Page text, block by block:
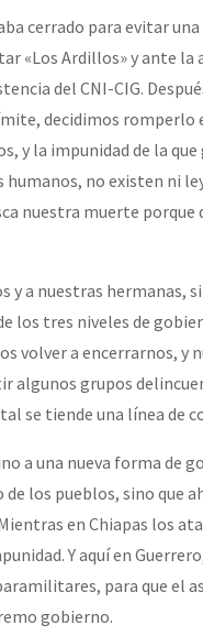
cerrado para evitar una
«Los Ardillos» y ante la
del CNI-CIG.
decidimos romperlo
y la impunidad de la que
humanos, no existen ni
nuestra muerte porque
y a nuestras hermanas,
los tres niveles de
volver a encerrarnos, y
algunos grupos
se tiende una línea de
a una nueva forma de
los pueblos, sino que
en Chiapas los
Y aquí en
para que el
gobierno.